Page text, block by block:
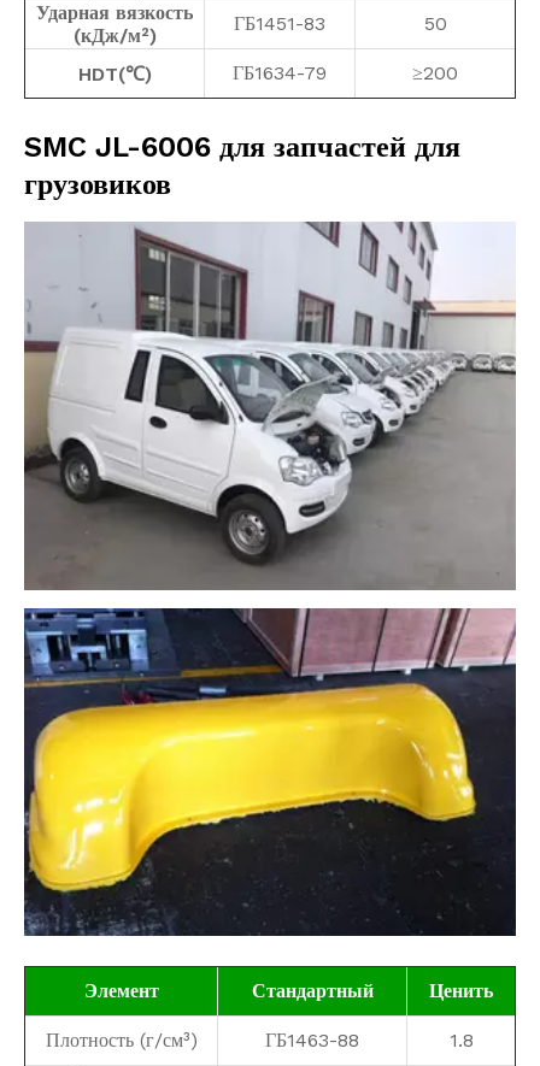
Ударная вязкость
(кДж/м²)
ГБ1451-83 50
HDT(℃) ГБ1634-79 ≥200
SMC JL-6006 для запчастей для
грузовиков
Элемент Стандартный Ценить
Плотность (г/см³) ГБ1463-88
1.8